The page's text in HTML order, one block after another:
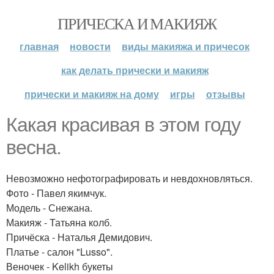
ПРИЧЕСКА И МАКИЯЖ
главная новости
виды макияжа и причесок
как делать прически и макияж
прически и макияж на дому
игры отзывы
Какая красивая в этом году
весна.
Невозможно нефотографировать и невдохновляться.
Фото - Павел якимчук.
Модель - Снежана.
Макияж - Татьяна колб.
Причёска - Наталья Демидович.
Платье - салон "Lusso".
Веночек - Kelikh букеты